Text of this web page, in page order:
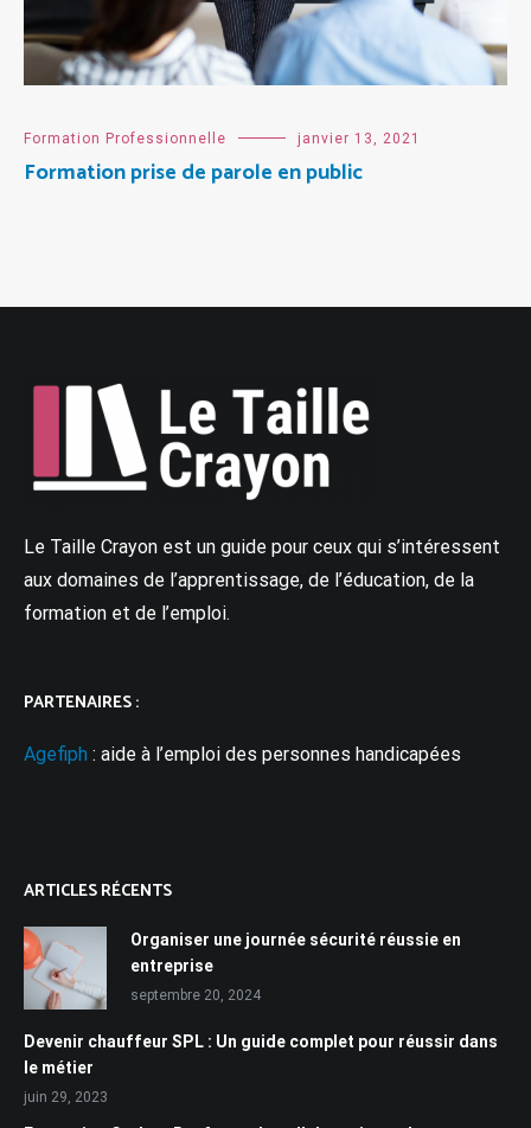
Formation Professionnelle janvier 13, 2021
Formation prise de parole en public
Le Taille Crayon est un guide pour ceux qui s’intéressent
aux domaines de l’apprentissage, de l’éducation, de la
formation et de l’emploi.
PARTENAIRES :
Agefiph : aide à l’emploi des personnes handicapées
ARTICLES RÉCENTS
Organiser une journée sécurité réussie en
entreprise
septembre 20, 2024
Devenir chauffeur SPL : Un guide complet pour réussir dans
le métier
juin 29, 2023